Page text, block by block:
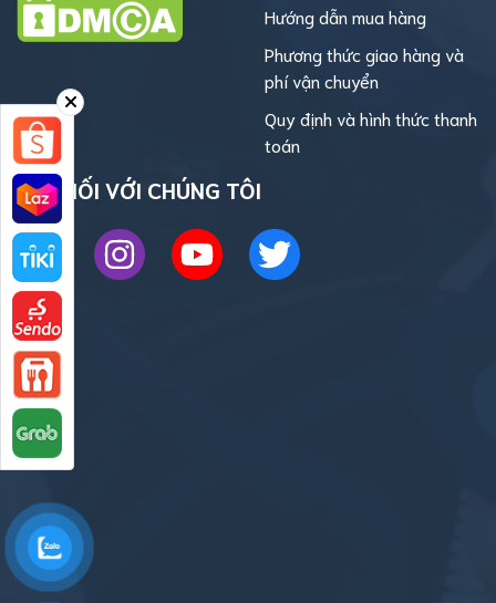
Hướng dẫn mua hàng
Phương thức giao hàng và
phí vận chuyển
Quy định và hình thức thanh
toán
KẾT NỐI VỚI CHÚNG TÔI